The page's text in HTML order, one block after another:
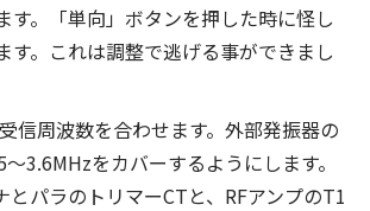
す。「単向」ボタンを押した時に怪し
す。これは調整で逃げる事ができまし
信周波数を合わせます。外部発振器の
3.6MHzをカバーするようにします。
とパラのトリマーCTと、RFアンプのT1